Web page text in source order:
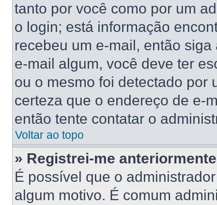
tanto por você como por um
o login; está informação
recebeu um e-mail, então
e-mail algum, você deve ter
ou o mesmo foi detectado por
certeza que o endereço de e-
então tente contatar o
Voltar ao topo
» Registrei-me
É possível que o
algum motivo. É comum